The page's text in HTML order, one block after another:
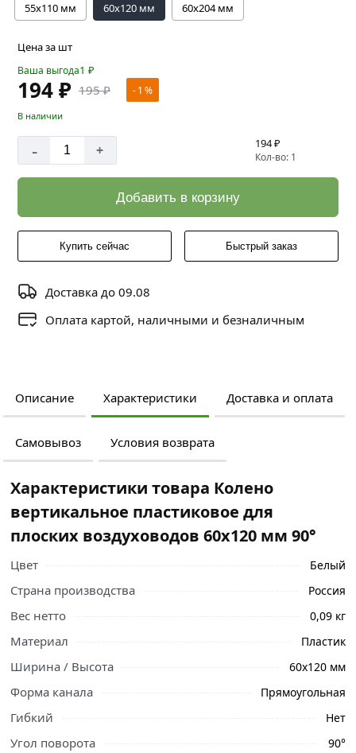
55х110 мм
60х120 мм 60х204 мм
Цена за шт
Ваша выгода1 ₽
194 ₽ 195 ₽ - 1 %
В наличии
- + 194 ₽
Кол-во: 1
Добавить в корзину
Купить сейчас Быстрый заказ
Доставка до 09.08
Оплата картой, наличными и безналичным
Описание Характеристики Доставка и оплата
Самовывоз Условия возврата
Характеристики товара Колено
вертикальное пластиковое для
плоских воздуховодов 60х120 мм 90°
Цвет Белый
Страна производства Россия
Вес нетто 0,09 кг
Материал Пластик
Ширина / Высота 60х120 мм
Форма канала Прямоугольная
Гибкий Нет
Угол поворота 90°